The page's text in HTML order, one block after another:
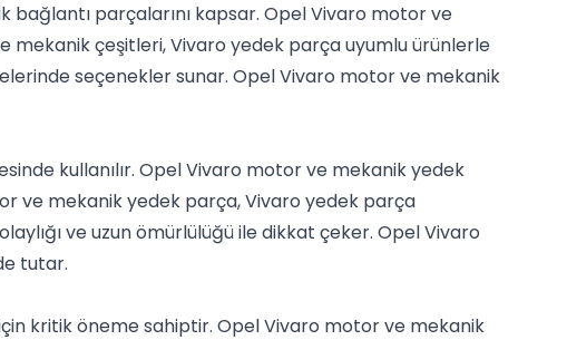
parçalarını kapsar. Opel Vivaro motor ve
mekanik çeşitleri, Vivaro yedek parça uyumlu ürünlerle
seçenekler sunar. Opel Vivaro motor ve mekanik
kullanılır. Opel Vivaro motor ve mekanik yedek
ve mekanik yedek parça, Vivaro yedek parça
ve uzun ömürlülüğü ile dikkat çeker. Opel Vivaro
tutar.
kritik öneme sahiptir. Opel Vivaro motor ve mekanik